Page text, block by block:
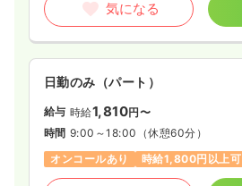
気になる
日勤のみ（パート）
給与 時給1,810円〜
時間 9:00～18:00 （休憩60分）
オンコールあり
時給1,800円以上可